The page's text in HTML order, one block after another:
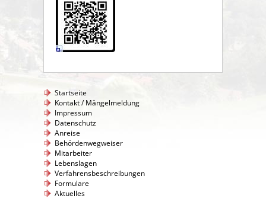
Startseite
Kontakt / Mängelmeldung
Impressum
Datenschutz
Anreise
Behördenwegweiser
Mitarbeiter
Lebenslagen
Verfahrensbeschreibungen
Formulare
Aktuelles